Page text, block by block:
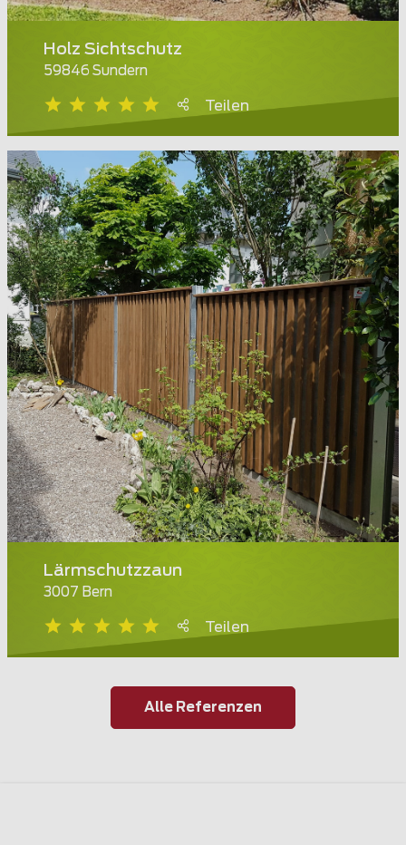
Holz Sichtschutz
59846 Sundern
Teilen
Lärmschutzzaun
3007 Bern
Teilen
Alle Referenzen